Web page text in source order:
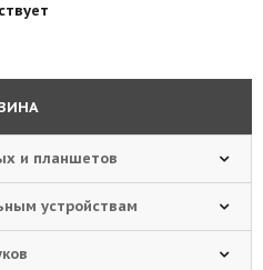
и планшетов
устройствам